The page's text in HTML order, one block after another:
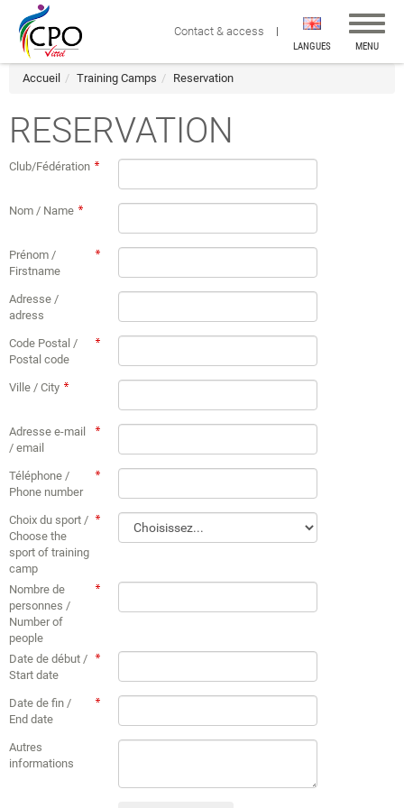
Contact & access
LANGUES
la
MENU
Accueil Training Camps Reservation
RESERVATION
Club/Fédération
Nom / Name
Prénom /
Firstname
Adresse /
adress
Code Postal /
Postal code
Ville / City
Adresse e-mail
/ email
Téléphone /
Phone number
Choix du sport /
Choose the
sport of training
camp
Nombre de
personnes /
Number of
people
Date de début /
Start date
Date de fin /
End date
Autres
informations